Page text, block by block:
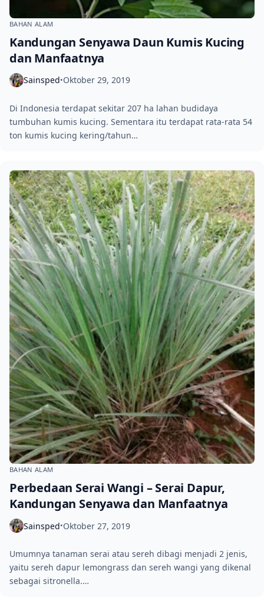
BAHAN ALAM
Kandungan Senyawa Daun Kumis Kucing
dan Manfaatnya
Sainsped•Oktober 29, 2019
Di Indonesia terdapat sekitar 207 ha lahan budidaya
tumbuhan kumis kucing. Sementara itu terdapat rata-rata 54
ton kumis kucing kering/tahun…
BAHAN ALAM
Perbedaan Serai Wangi – Serai Dapur,
Kandungan Senyawa dan Manfaatnya
Sainsped•Oktober 27, 2019
Umumnya tanaman serai atau sereh dibagi menjadi 2 jenis,
yaitu sereh dapur lemongrass dan sereh wangi yang dikenal
sebagai sitronella.…